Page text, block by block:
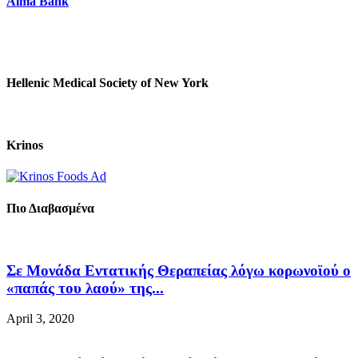
Hellenic Medical Society of New York
Krinos
Πιο Διαβασμένα
Σε Μονάδα Εντατικής Θεραπείας λόγω κορωνοϊού ο
«παπάς του λαού» της...
April 3, 2020